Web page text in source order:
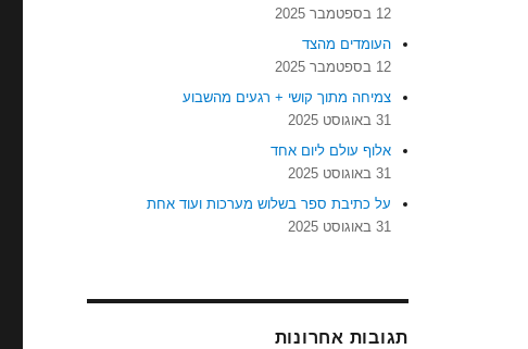
12 בספטמבר 2025
העומדים מהצד
12 בספטמבר 2025
צמיחה מתוך קושי + רגעים מהשבוע
31 באוגוסט 2025
אלוף עולם ליום אחד
31 באוגוסט 2025
על כתיבת ספר בשלוש מערכות ועוד אחת
31 באוגוסט 2025
תגובות אחרונות